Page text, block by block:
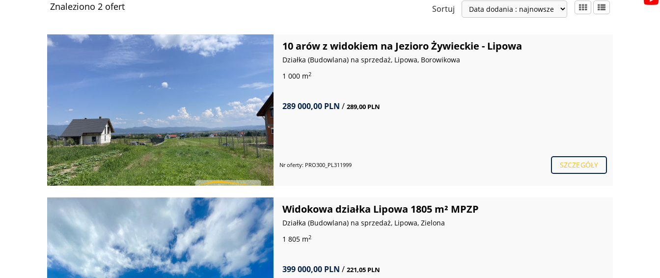
Znaleziono 2 ofert Sortuj
10 arów z widokiem na Jezioro Żywieckie - Lipowa
Działka (Budowlana) na sprzedaż, Lipowa, Borowikowa
1 000 m2
289 000,00 PLN / 289,00 PLN
Nr oferty: PRO300_PL311999 SZCZEGÓŁY
Widokowa działka Lipowa 1805 m² MPZP
Działka (Budowlana) na sprzedaż, Lipowa, Zielona
1 805 m2
399 000,00 PLN / 221,05 PLN